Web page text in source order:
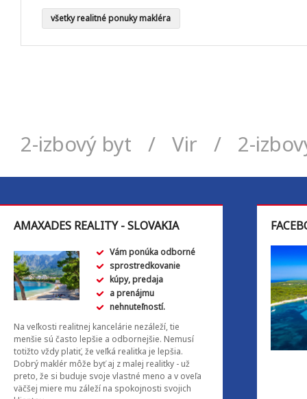
všetky realitné ponuky makléra
2-izbový byt / Vir / 2-
AMAXADES REALITY - SLOVAKIA
Vám ponúka odborné
sprostredkovanie
kúpy, predaja
a prenájmu
nehnuteľností.
Na veľkosti realitnej kancelárie nezáleží, tie
menšie sú často lepšie a odbornejšie. Nemusí
totižto vždy platiť, že veľká realitka je lepšia.
Dobrý maklér môže byť aj z malej realitky - už
preto, že si buduje svoje vlastné meno a v oveľa
väčšej miere mu záleží na spokojnosti svojich